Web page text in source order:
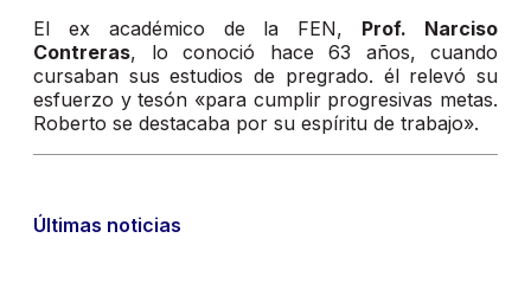
El ex académico de la FEN, Prof. Narciso
Contreras, lo conoció hace 63 años, cuando
cursaban sus estudios de pregrado. él relevó su
esfuerzo y tesón «para cumplir progresivas metas.
Roberto se destacaba por su espíritu de trabajo».
Últimas noticias